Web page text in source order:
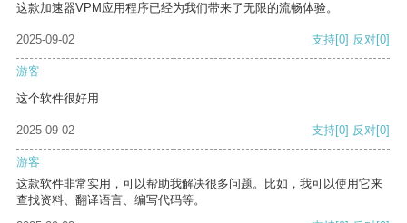
这款加速器VPM应用程序已经为我们带来了无限的流畅体验。
2025-09-02 支持[0] 反对[0]
游客
这个软件很好用
2025-09-02 支持[0] 反对[0]
游客
这款软件非常实用，可以帮助我解决很多问题。比如，我可以使用它来
查找资料、翻译语言、编写代码等。